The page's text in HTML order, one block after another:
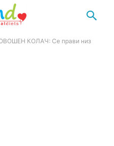
КОЛАЧ: Се прави низ